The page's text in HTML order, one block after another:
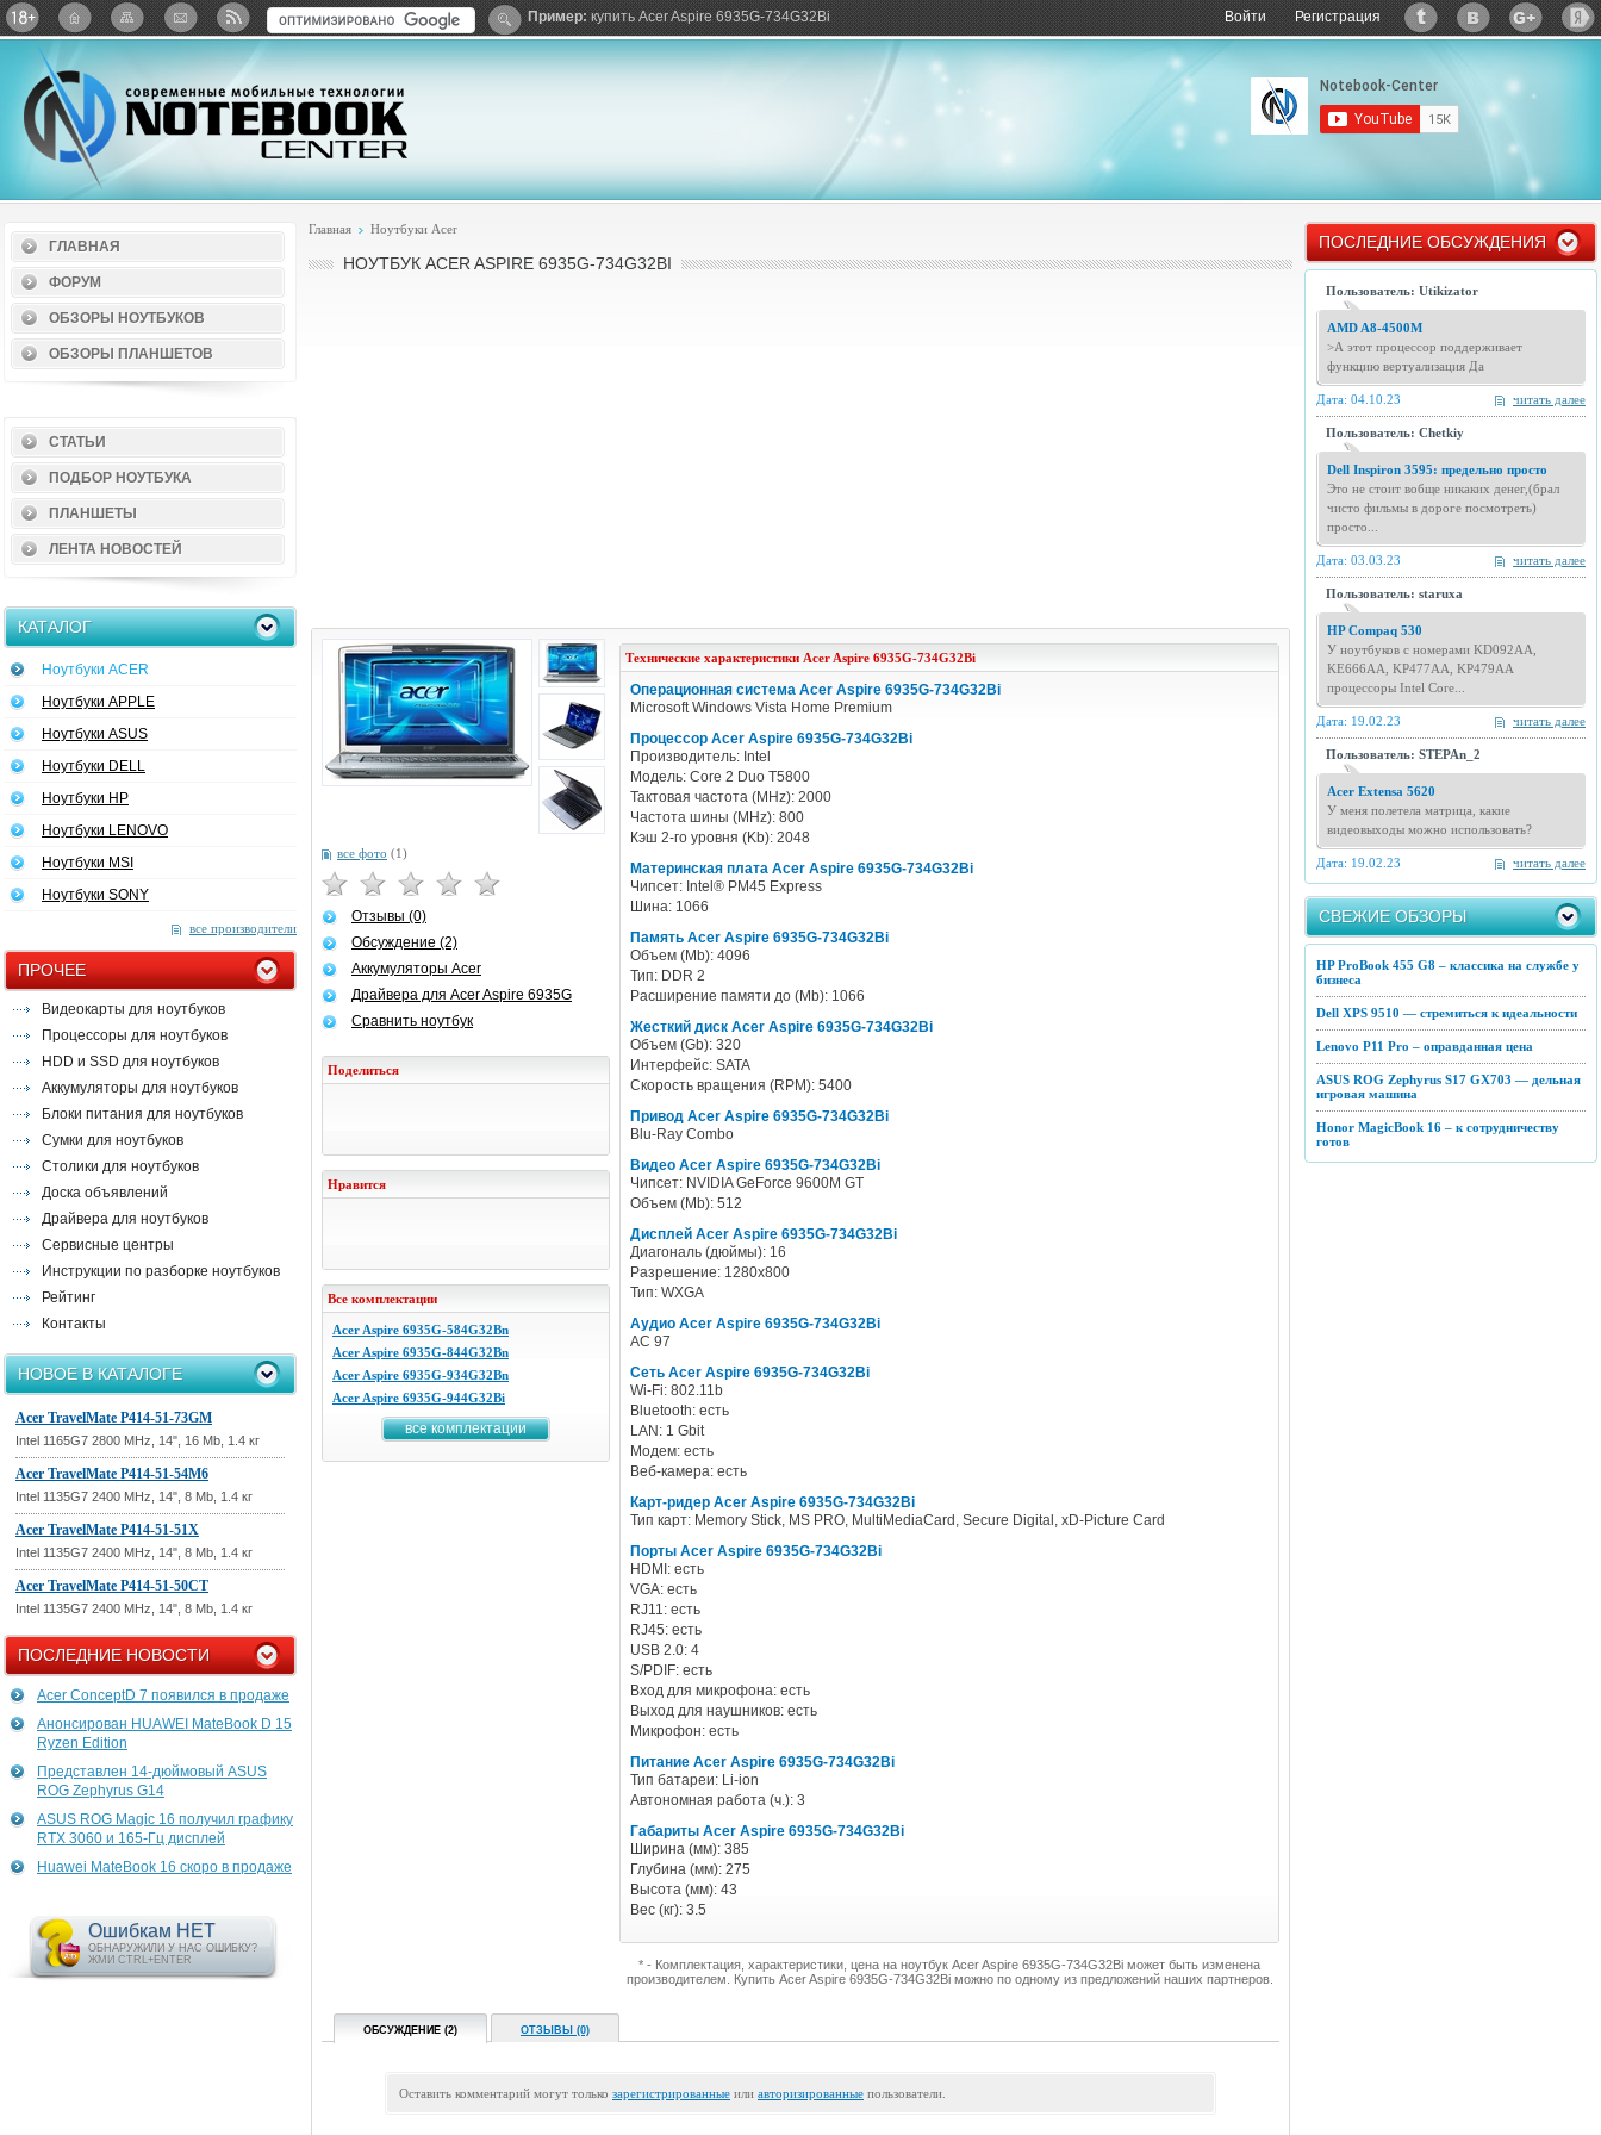
Войти Регистрация
Twitter ВКонтактеGoogle+Яндекс: Каталог виджетовПример: купить Acer Aspire 6935G-734G32Bi
ГЛАВНАЯ
ФОРУМ
ОБЗОРЫ НОУТБУКОВ
ОБЗОРЫ ПЛАНШЕТОВ
СТАТЬИ
ПОДБОР НОУТБУКА
ПЛАНШЕТЫ
ЛЕНТА НОВОСТЕЙ
КАТАЛОГ
Ноутбуки ACER
Ноутбуки APPLE
Ноутбуки ASUS
Ноутбуки DELL
Ноутбуки HP
Ноутбуки LENOVO
Ноутбуки MSI
Ноутбуки SONY
все производители
ПРОЧЕЕ
Видеокарты для ноутбуков
Процессоры для ноутбуков
HDD и SSD для ноутбуков
Аккумуляторы для ноутбуков
Блоки питания для ноутбуков
Сумки для ноутбуков
Столики для ноутбуков
Доска объявлений
Драйвера для ноутбуков
Сервисные центры
Инструкции по разборке ноутбуков
Рейтинг
Контакты
НОВОЕ В КАТАЛОГЕ
Acer TravelMate P414-51-73GM
Intel 1165G7 2800 MHz, 14", 16 Mb, 1.4 кг
Acer TravelMate P414-51-54M6
Intel 1135G7 2400 MHz, 14", 8 Mb, 1.4 кг
Acer TravelMate P414-51-51X
Intel 1135G7 2400 MHz, 14", 8 Mb, 1.4 кг
Acer TravelMate P414-51-50CT
Intel 1135G7 2400 MHz, 14", 8 Mb, 1.4 кг
ПОСЛЕДНИЕ НОВОСТИ
Acer ConceptD 7 появился в продаже
Анонсирован HUAWEI MateBook D 15
Ryzen Edition
Представлен 14-дюймовый ASUS
ROG Zephyrus G14
ASUS ROG Magic 16 получил графику
RTX 3060 и 165-Гц дисплей
Huawei MateBook 16 скоро в продаже
Ошибкам НЕТ
ОБНАРУЖИЛИ У НАС ОШИБКУ?
ЖМИ CTRL+ENTER
Главная Ноутбуки Acer
НОУТБУК ACER ASPIRE 6935G-734G32BI
все фото (1)
Отзывы (0)
Обсуждение (2)
Аккумуляторы Acer
Драйвера для Acer Aspire 6935G
Сравнить ноутбук
Поделиться
Нравится
Все комплектации
Acer Aspire 6935G-584G32Bn
Acer Aspire 6935G-844G32Bn
Acer Aspire 6935G-934G32Bn
Acer Aspire 6935G-944G32Bi
все комплектации
Технические характеристики Acer Aspire 6935G-734G32Bi
Операционная система Acer Aspire 6935G-734G32Bi
Microsoft Windows Vista Home Premium
Процессор Acer Aspire 6935G-734G32Bi
Производитель: Intel
Модель: Core 2 Duo T5800
Тактовая частота (MHz): 2000
Частота шины (MHz): 800
Кэш 2-го уровня (Kb): 2048
Материнская плата Acer Aspire 6935G-734G32Bi
Чипсет: Intel® PM45 Express
Шина: 1066
Память Acer Aspire 6935G-734G32Bi
Объем (Mb): 4096
Тип: DDR 2
Расширение памяти до (Mb): 1066
Жесткий диск Acer Aspire 6935G-734G32Bi
Объем (Gb): 320
Интерфейс: SATA
Скорость вращения (RPM): 5400
Привод Acer Aspire 6935G-734G32Bi
Blu-Ray Combo
Видео Acer Aspire 6935G-734G32Bi
Чипсет: NVIDIA GeForce 9600M GT
Объем (Mb): 512
Дисплей Acer Aspire 6935G-734G32Bi
Диагональ (дюймы): 16
Разрешение: 1280x800
Тип: WXGA
Аудио Acer Aspire 6935G-734G32Bi
AC 97
Сеть Acer Aspire 6935G-734G32Bi
Wi-Fi: 802.11b
Bluetooth: есть
LAN: 1 Gbit
Модем: есть
Веб-камера: есть
Карт-ридер Acer Aspire 6935G-734G32Bi
Тип карт: Memory Stick, MS PRO, MultiMediaCard, Secure Digital, xD-Picture Card
Порты Acer Aspire 6935G-734G32Bi
HDMI: есть
VGA: есть
RJ11: есть
RJ45: есть
USB 2.0: 4
S/PDIF: есть
Вход для микрофона: есть
Выход для наушников: есть
Микрофон: есть
Питание Acer Aspire 6935G-734G32Bi
Тип батареи: Li-ion
Автономная работа (ч.): 3
Габариты Acer Aspire 6935G-734G32Bi
Ширина (мм): 385
Глубина (мм): 275
Высота (мм): 43
Вес (кг): 3.5
* - Комплектация, характеристики, цена на ноутбук Acer Aspire 6935G-734G32Bi может быть изменена
производителем. Купить Acer Aspire 6935G-734G32Bi можно по одному из предложений наших партнеров.
ОБСУЖДЕНИЕ (2) ОТЗЫВЫ (0)
Оставить комментарий могут только зарегистрированные или авторизированные пользователи.
ПОСЛЕДНИЕ ОБСУЖДЕНИЯ
Пользователь: Utikizator
AMD A8-4500M
>А этот процессор поддерживает
функцию вертуализация Да
читать далее
Дата: 04.10.23
Пользователь: Chetkiy
Dell Inspiron 3595: предельно просто
Это не стоит вобще никаких денег,(брал
чисто фильмы в дороге посмотреть)
просто...
читать далее
Дата: 03.03.23
Пользователь: staruxa
HP Compaq 530
У ноутбуков с номерами KD092AA,
KE666AA, KP477AA, KP479AA
процессоры Intel Core...
читать далее
Дата: 19.02.23
Пользователь: STEPAn_2
Acer Extensa 5620
У меня полетела матрица, какие
видеовыходы можно использовать?
читать далее
Дата: 19.02.23
СВЕЖИЕ ОБЗОРЫ
HP ProBook 455 G8 – классика на службе у
бизнеса
Dell XPS 9510 — стремиться к идеальности
Lenovo P11 Pro – оправданная цена
ASUS ROG Zephyrus S17 GX703 — дельная
игровая машина
Honor MagicBook 16 – к сотрудничеству
готов